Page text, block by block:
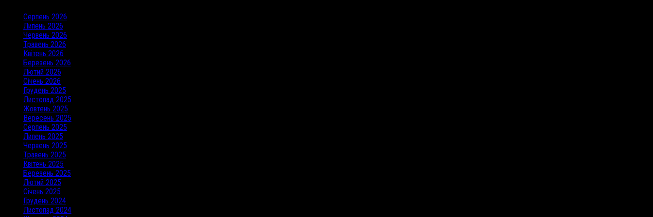
Серпень 2026
Липень 2026
Червень 2026
Травень 2026
Квітень 2026
Березень 2026
Лютий 2026
Січень 2026
Грудень 2025
Листопад 2025
Жовтень 2025
Вересень 2025
Серпень 2025
Липень 2025
Червень 2025
Травень 2025
Квітень 2025
Березень 2025
Лютий 2025
Січень 2025
Грудень 2024
Листопад 2024